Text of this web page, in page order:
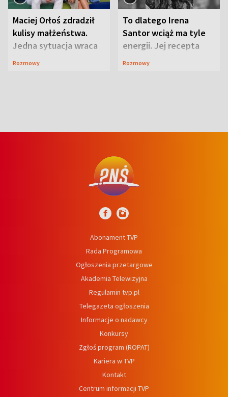
Maciej Orłoś zdradził
kulisy małżeństwa.
Jedna sytuacja wraca
jak bumerang
Rozmowy
To dlatego Irena
Santor wciąż ma tyle
energii. Jej recepta
jest zaskakująco
Rozmowy
Abonament TVP
Rada Programowa
Ogłoszenia przetargowe
Akademia Telewizyjna
Regulamin tvp.pl
Telegazeta ogłoszenia
Informacje o nadawcy
Konkursy
Zgłoś program (ROPAT)
Kariera w TVP
Kontakt
Centrum informacji TVP